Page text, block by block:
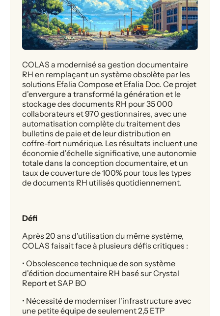
COLAS a modernisé sa gestion documentaire
RH en remplaçant un système obsolète par les
solutions Efalia Compose et Efalia Doc. Ce projet
d'envergure a transformé la génération et le
stockage des documents RH pour 35 000
collaborateurs et 970 gestionnaires, avec une
automatisation complète du traitement des
bulletins de paie et de leur distribution en
coffre-fort numérique. Les résultats incluent une
économie d'échelle significative, une autonomie
totale dans la conception documentaire, et un
taux de couverture de 100% pour tous les types
de documents RH utilisés quotidiennement.
Défi
Après 20 ans d'utilisation du même système,
COLAS faisait face à plusieurs défis critiques :
• Obsolescence technique de son système
d'édition documentaire RH basé sur Crystal
Report et SAP BO
• Nécessité de moderniser l'infrastructure avec
une petite équipe de seulement 2,5 ETP